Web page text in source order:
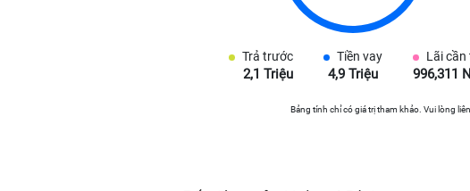
Trả trước
2,1 Triệu
Tiền vay
4,9 Triệu
Lãi cần
996,311
Bảng tính chỉ có giá trị tham khảo. Vui lòng